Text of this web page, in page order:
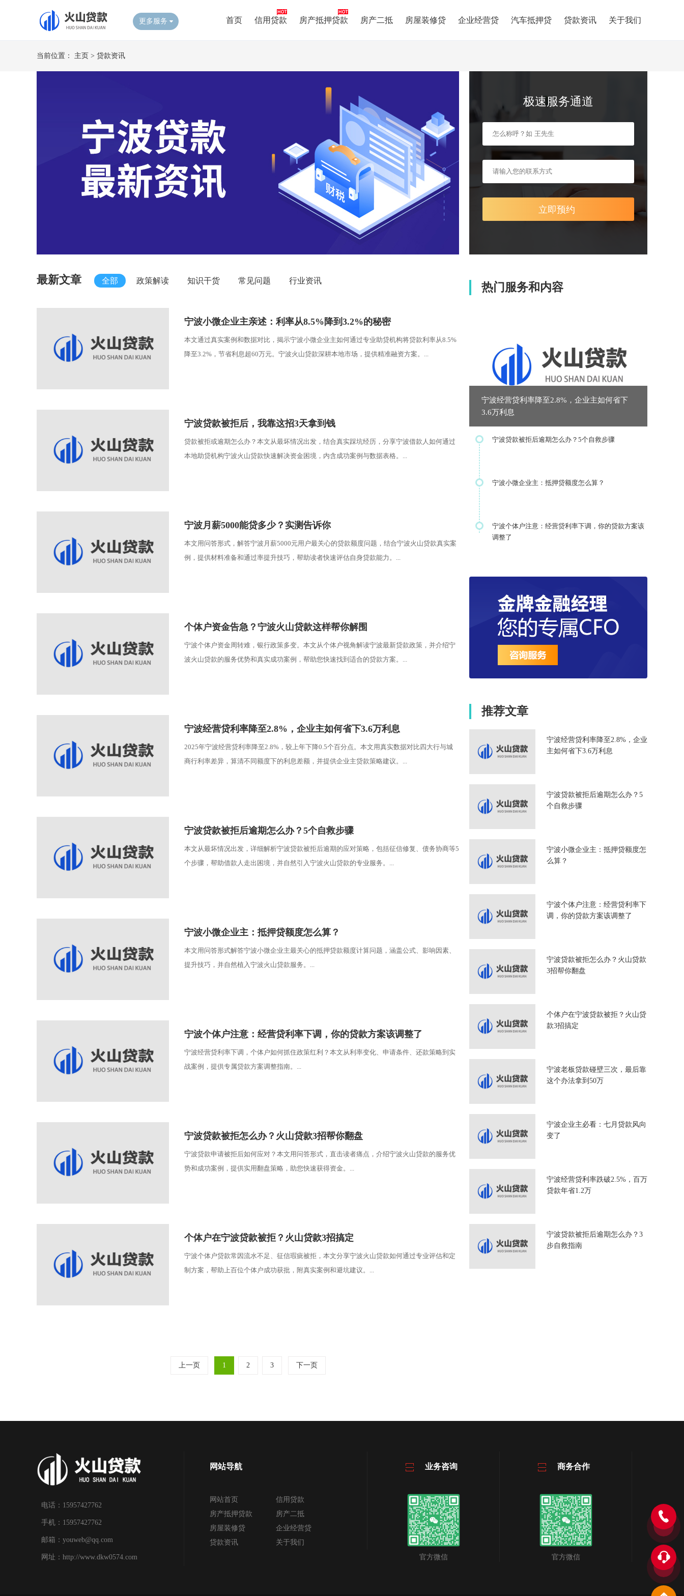
更多服务 首页 信用贷款 房产抵押贷款 房产二抵 房屋装修贷 企业经营贷 汽车抵押贷 贷款资讯 关于我们
当前位置： 主页 > 贷款资讯
极速服务通道
最新文章 全部 政策解读 知识干货 常见问题 行业资讯
宁波小微企业主亲述：利率从8.5%降到3.2%的秘密
本文通过真实案例和数据对比，揭示宁波小微企业主如何通过专业助贷机构将贷款利率从8.5%
降至3.2%，节省利息超60万元。宁波火山贷款深耕本地市场，提供精准融资方案。...
宁波贷款被拒后，我靠这招3天拿到钱
贷款被拒或逾期怎么办？本文从最坏情况出发，结合真实踩坑经历，分享宁波借款人如何通过
本地助贷机构宁波火山贷款快速解决资金困境，内含成功案例与数据表格。...
宁波月薪5000能贷多少？实测告诉你
本文用问答形式，解答宁波月薪5000元用户最关心的贷款额度问题，结合宁波火山贷款真实案
例，提供材料准备和通过率提升技巧，帮助读者快速评估自身贷款能力。...
个体户资金告急？宁波火山贷款这样帮你解围
宁波个体户资金周转难，银行政策多变。本文从个体户视角解读宁波最新贷款政策，并介绍宁
波火山贷款的服务优势和真实成功案例，帮助您快速找到适合的贷款方案。...
宁波经营贷利率降至2.8%，企业主如何省下3.6万利息
2025年宁波经营贷利率降至2.8%，较上年下降0.5个百分点。本文用真实数据对比四大行与城
商行利率差异，算清不同额度下的利息差额，并提供企业主贷款策略建议。...
宁波贷款被拒后逾期怎么办？5个自救步骤
本文从最坏情况出发，详细解析宁波贷款被拒后逾期的应对策略，包括征信修复、债务协商等5
个步骤，帮助借款人走出困境，并自然引入宁波火山贷款的专业服务。...
宁波小微企业主：抵押贷额度怎么算？
本文用问答形式解答宁波小微企业主最关心的抵押贷款额度计算问题，涵盖公式、影响因素、
提升技巧，并自然植入宁波火山贷款服务。...
宁波个体户注意：经营贷利率下调，你的贷款方案该调整了
宁波经营贷利率下调，个体户如何抓住政策红利？本文从利率变化、申请条件、还款策略到实
战案例，提供专属贷款方案调整指南。...
宁波贷款被拒怎么办？火山贷款3招帮你翻盘
宁波贷款申请被拒后如何应对？本文用问答形式，直击读者痛点，介绍宁波火山贷款的服务优
势和成功案例，提供实用翻盘策略，助您快速获得资金。...
个体户在宁波贷款被拒？火山贷款3招搞定
宁波个体户贷款常因流水不足、征信瑕疵被拒，本文分享宁波火山贷款如何通过专业评估和定
制方案，帮助上百位个体户成功获批，附真实案例和避坑建议。...
上一页 1 2 3 下一页
热门服务和内容
宁波经营贷利率降至2.8%，企业主如何省下
3.6万利息
宁波贷款被拒后逾期怎么办？5个自救步骤
宁波小微企业主：抵押贷额度怎么算？
宁波个体户注意：经营贷利率下调，你的贷款方案该
调整了
推荐文章
宁波经营贷利率降至2.8%，企业
主如何省下3.6万利息
宁波贷款被拒后逾期怎么办？5
个自救步骤
宁波小微企业主：抵押贷额度怎
么算？
宁波个体户注意：经营贷利率下
调，你的贷款方案该调整了
宁波贷款被拒怎么办？火山贷款
3招帮你翻盘
个体户在宁波贷款被拒？火山贷
款3招搞定
宁波老板贷款碰壁三次，最后靠
这个办法拿到50万
宁波企业主必看：七月贷款风向
变了
宁波经营贷利率跌破2.5%，百万
贷款年省1.2万
宁波贷款被拒后逾期怎么办？3
步自救指南
电话：15957427762
手机：15957427762
邮箱：youweb@qq.com
网址：http://www.dkw0574.com
网站导航
网站首页
信用贷款
房产抵押贷款
房产二抵
房屋装修贷
企业经营贷
贷款资讯
关于我们
业务咨询
官方微信
商务合作
官方微信